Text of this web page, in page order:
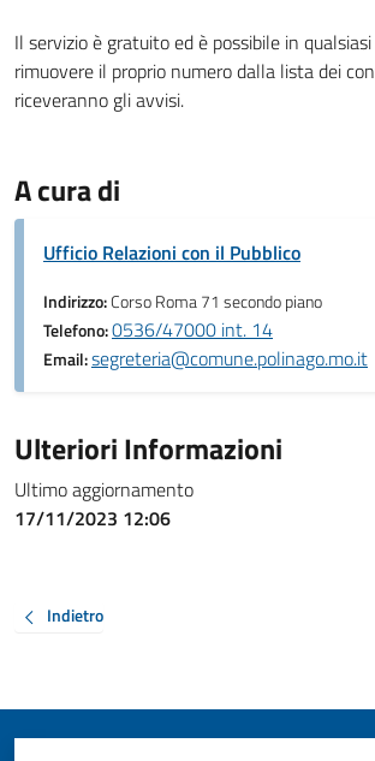
Il servizio è gratuito ed è possibile in
rimuovere il proprio numero dalla lista dei
riceveranno gli avvisi.
A cura di
Ufficio Relazioni con il Pubblico
Indirizzo:Corso Roma 71 secondo piano
Telefono:0536/47000 int. 14
Email:segreteria@comune.polinago.mo.it
Ulteriori Informazioni
Ultimo aggiornamento
17/11/2023 12:06
Indietro